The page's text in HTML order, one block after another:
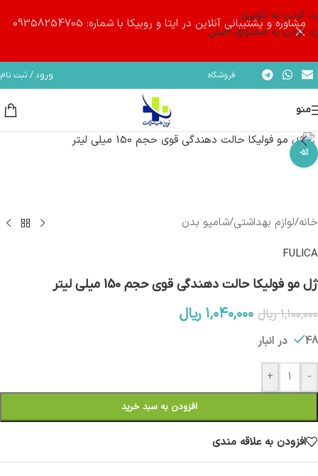
رد کردن به ناوبری
رد کردن به محتوای اصلی
مشاوره و پشتیبانی آنلاین در ایتا و روبیکا با شماره: 09358254705
فروشگاه ورود / ثبت نام
منو
-5%
خانه/لوازم بهداشتی/شامپو بدن
FULICA
ژل مو فولیکا حالت دهندگی قوی حجم 150 میلی لیتر
۱,۱۰۰,۰۰۰ریال ۱,۰۴۰,۰۰۰ ریال
48 در انبار
-
+
افزودن به سبد خرید
افزودن به علاقه مندی